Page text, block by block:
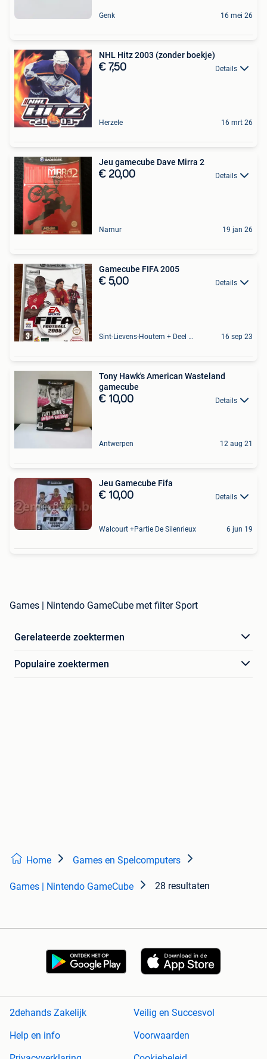
Genk 16 mei 26
NHL Hitz 2003 (zonder boekje)
€ 7,50 Details
Herzele 16 mrt 26
Jeu gamecube Dave Mirra 2
€ 20,00 Details
Namur 19 jan 26
Gamecube FIFA 2005
€ 5,00 Details
Sint-Lievens-Houtem + Deel Oombergen 16 sep 23
Tony Hawk's American Wasteland
gamecube
€ 10,00 Details
Antwerpen 12 aug 21
Jeu Gamecube Fifa
€ 10,00 Details
Walcourt +Partie De Silenrieux 6 jun 19
Games | Nintendo GameCube met filter Sport
Gerelateerde zoektermen
Populaire zoektermen
Home Games en Spelcomputers
Games | Nintendo GameCube 28 resultaten
2dehands Zakelijk
Veilig en Succesvol
Help en info
Voorwaarden